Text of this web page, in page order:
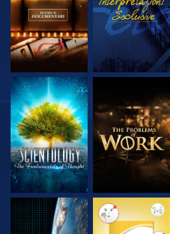
SERIE
ESPLORA LE
SERIE
ESPLORA LE
SERIE